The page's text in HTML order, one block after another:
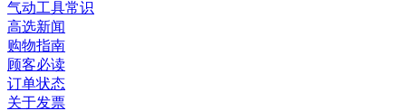
气动工具常识
高选新闻
购物指南
顾客必读
订单状态
关于发票